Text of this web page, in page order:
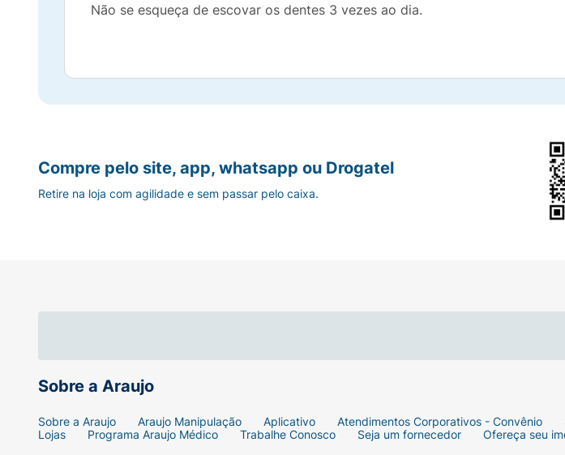
Não se esqueça de escovar os dentes 3 vezes ao dia.
Sobre a Araujo
Sobre a Araujo Araujo Manipulação Aplicativo Atendimentos Corporativos - Convênio
Lojas
Programa Araujo Médico Trabalhe Conosco Seja um fornecedor Ofereça seu
Compre pelo site, app, whatsapp ou Drogatel
Retire na loja com agilidade e sem passar pelo caixa.